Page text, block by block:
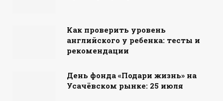
Как проверить уровень
английского у ребенка: тесты и
рекомендации
День фонда «Подари жизнь» на
Усачёвском рынке: 25 июля